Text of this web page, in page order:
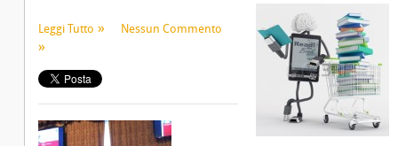
Leggi Tutto Nessun Commento